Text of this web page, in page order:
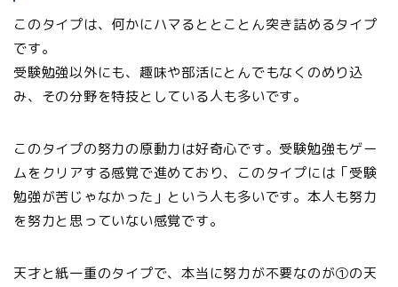
このタイプは、何かにハマるととことん突き詰めるタイプ
です。
受験勉強以外にも、趣味や部活にとんでもなくのめり込
み、その分野を特技としている人も多いです。
このタイプの努力の原動力は好奇心です。受験勉強もゲー
ムをクリアする感覚で進めており、このタイプには「受験
勉強が苦じゃなかった」という人も多いです。本人も努力
を努力と思っていない感覚です。
天才と紙一重のタイプで、本当に努力が不要なのが①の天